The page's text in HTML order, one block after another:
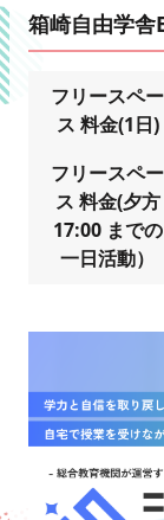
箱崎自由学舎
フリースペー
ス 料金(1日)
フリースペー
ス 料金(夕方
17:00 までの
一日活動）